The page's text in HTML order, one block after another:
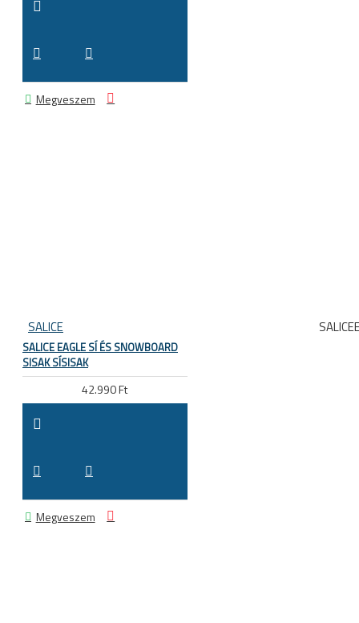
Megveszem
SALICE
SALICE EAGLE SÍ ÉS SNOWBOARD
SISAK SÍSISAK
42.990 Ft
Megveszem